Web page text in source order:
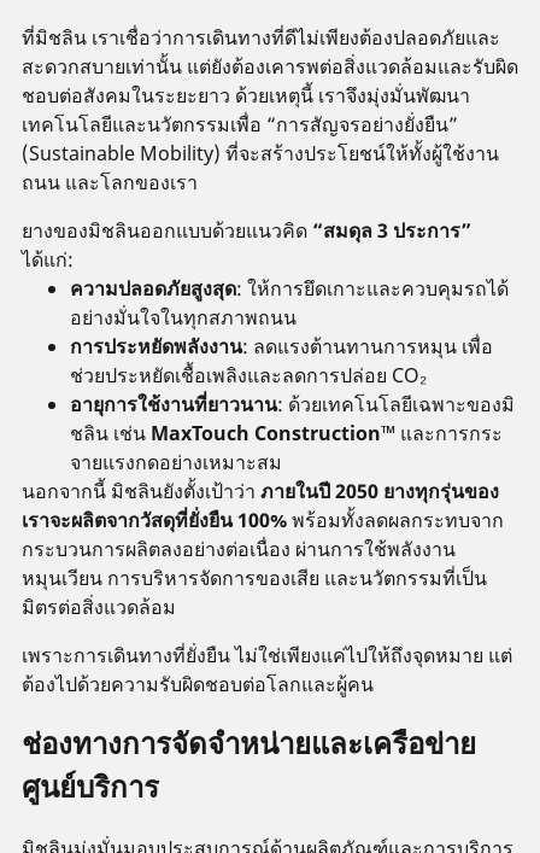
ที่มิชลิน เราเชื่อว่าการเดินทางที่ดีไม่เพียงต้องปลอดภัยและ
สะดวกสบายเท่านั้น แต่ยังต้องเคารพต่อสิ่งแวดล้อมและรับผิด
ชอบต่อสังคมในระยะยาว ด้วยเหตุนี้ เราจึงมุ่งมั่นพัฒนา
เทคโนโลยีและนวัตกรรมเพื่อ “การสัญจรอย่างยั่งยืน”
(Sustainable Mobility) ที่จะสร้างประโยชน์ให้ทั้งผู้ใช้งาน
ถนน และโลกของเรา
ยางของมิชลินออกแบบด้วยแนวคิด “สมดุล 3 ประการ”
ได้แก่:
ความปลอดภัยสูงสุด: ให้การยึดเกาะและควบคุมรถได้
อย่างมั่นใจในทุกสภาพถนน
การประหยัดพลังงาน: ลดแรงต้านทานการหมุน เพื่อ
ช่วยประหยัดเชื้อเพลิงและลดการปล่อย CO₂
อายุการใช้งานที่ยาวนาน: ด้วยเทคโนโลยีเฉพาะของมิ
ชลิน เช่น MaxTouch Construction™ และการกระ
จายแรงกดอย่างเหมาะสม
นอกจากนี้ มิชลินยังตั้งเป้าว่า ภายในปี 2050 ยางทุกรุ่นของ
เราจะผลิตจากวัสดุที่ยั่งยืน 100%พร้อมทั้งลดผลกระทบจาก
กระบวนการผลิตลงอย่างต่อเนื่อง ผ่านการใช้พลังงาน
หมุนเวียน การบริหารจัดการของเสีย และนวัตกรรมที่เป็น
มิตรต่อสิ่งแวดล้อม
เพราะการเดินทางที่ยั่งยืน ไม่ใช่เพียงแค่ไปให้ถึงจุดหมาย แต่
ต้องไปด้วยความรับผิดชอบต่อโลกและผู้คน
ช่องทางการจัดจำหน่ายและเครือข่าย
ศูนย์บริการ